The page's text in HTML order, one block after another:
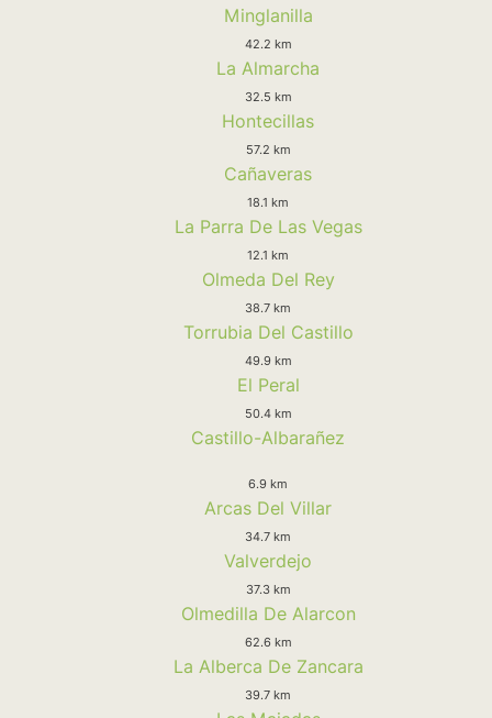
Minglanilla
42.2 km
La Almarcha
32.5 km
Hontecillas
57.2 km
Cañaveras
18.1 km
La Parra De Las Vegas
12.1 km
Olmeda Del Rey
38.7 km
Torrubia Del Castillo
49.9 km
El Peral
50.4 km
Castillo-Albarañez
6.9 km
Arcas Del Villar
34.7 km
Valverdejo
37.3 km
Olmedilla De Alarcon
62.6 km
La Alberca De Zancara
39.7 km